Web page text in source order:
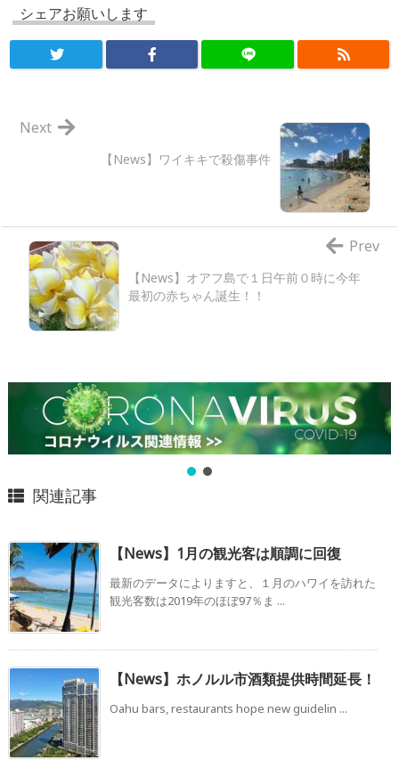
シェアお願いします
【News】ワイキキで殺傷事件
Next
【News】オアフ島で１日午前０時に今年
最初の赤ちゃん誕生！！
Prev
関連記事
【News】1月の観光客は順調に回復
最新のデータによりますと、１月のハワイを訪れた
観光客数は2019年のほぼ97％ま ...
【News】ホノルル市酒類提供時間延長！
Oahu bars, restaurants hope new guidelin ...